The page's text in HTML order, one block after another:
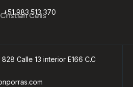
+51 983 513 370
Cristian Celis
Calle 13 interior E166 C.C